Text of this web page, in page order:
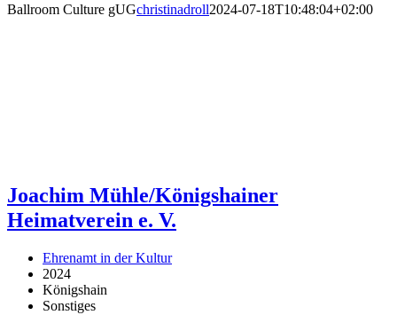
Ballroom Culture gUGchristinadroll2024-07-18T10:48:04+02:00
Joachim Mühle/Königshainer
Heimatverein e. V.
Ehrenamt in der Kultur
2024
Königshain
Sonstiges